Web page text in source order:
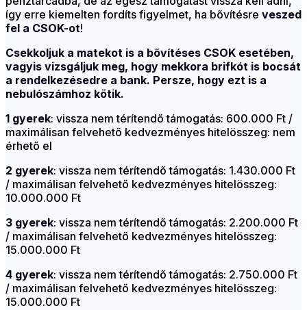
így erre kiemelten fordíts figyelmet, ha bővítésre veszed
fel a CSOK-ot!
Csekkoljuk a matekot is a bővítéses CSOK esetében,
vagyis vizsgáljuk meg, hogy mekkora brifkót is bocsát
a rendelkezésedre a bank. Persze, hogy ezt is a
nebulószámhoz kötik.
1 gyerek: vissza nem térítendő támogatás: 600.000 Ft /
maximálisan felvehető kedvezményes hitelösszeg: nem
érhető el
2 gyerek: vissza nem térítendő támogatás: 1.430.000 Ft
/ maximálisan felvehető kedvezményes hitelösszeg:
10.000.000 Ft
3 gyerek: vissza nem térítendő támogatás: 2.200.000 Ft
/ maximálisan felvehető kedvezményes hitelösszeg:
15.000.000 Ft
4 gyerek: vissza nem térítendő támogatás: 2.750.000 Ft
/ maximálisan felvehető kedvezményes hitelösszeg:
15.000.000 Ft